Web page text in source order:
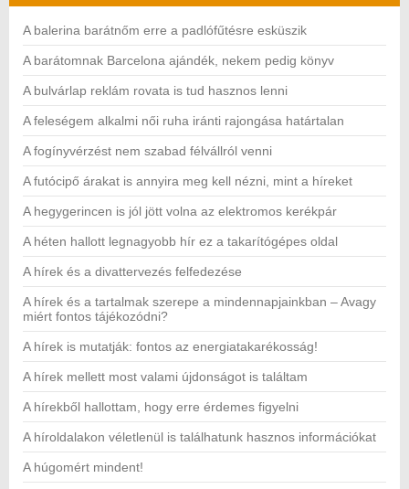
A balerina barátnőm erre a padlófűtésre esküszik
A barátomnak Barcelona ajándék, nekem pedig könyv
A bulvárlap reklám rovata is tud hasznos lenni
A feleségem alkalmi női ruha iránti rajongása határtalan
A fogínyvérzést nem szabad félvállról venni
A futócipő árakat is annyira meg kell nézni, mint a híreket
A hegygerincen is jól jött volna az elektromos kerékpár
A héten hallott legnagyobb hír ez a takarítógépes oldal
A hírek és a divattervezés felfedezése
A hírek és a tartalmak szerepe a mindennapjainkban – Avagy
miért fontos tájékozódni?
A hírek is mutatják: fontos az energiatakarékosság!
A hírek mellett most valami újdonságot is találtam
A hírekből hallottam, hogy erre érdemes figyelni
A híroldalakon véletlenül is találhatunk hasznos információkat
A húgomért mindent!